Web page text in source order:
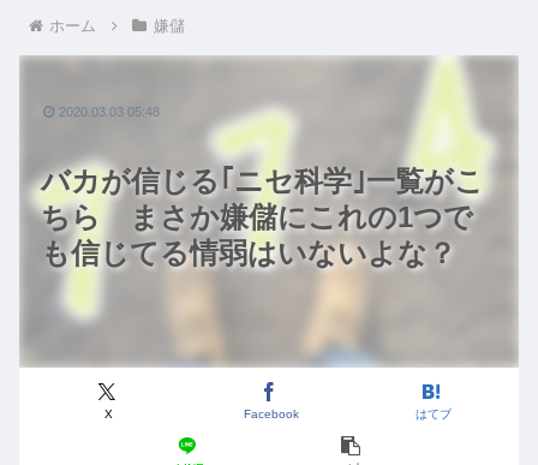
ホーム 嫌儲
バカが信じる｢ニセ科学｣一覧がこ
ちら まさか嫌儲にこれの1つで
も信じてる情弱はいないよな？
X Facebook はてブ
2020.03.03 05:48